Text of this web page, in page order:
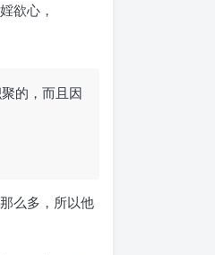
欲心，
的，而且因
么多，所以他